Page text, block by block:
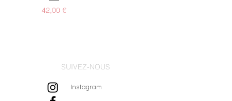
Prix
42,00 €
SUIVEZ-NOUS
Instagram